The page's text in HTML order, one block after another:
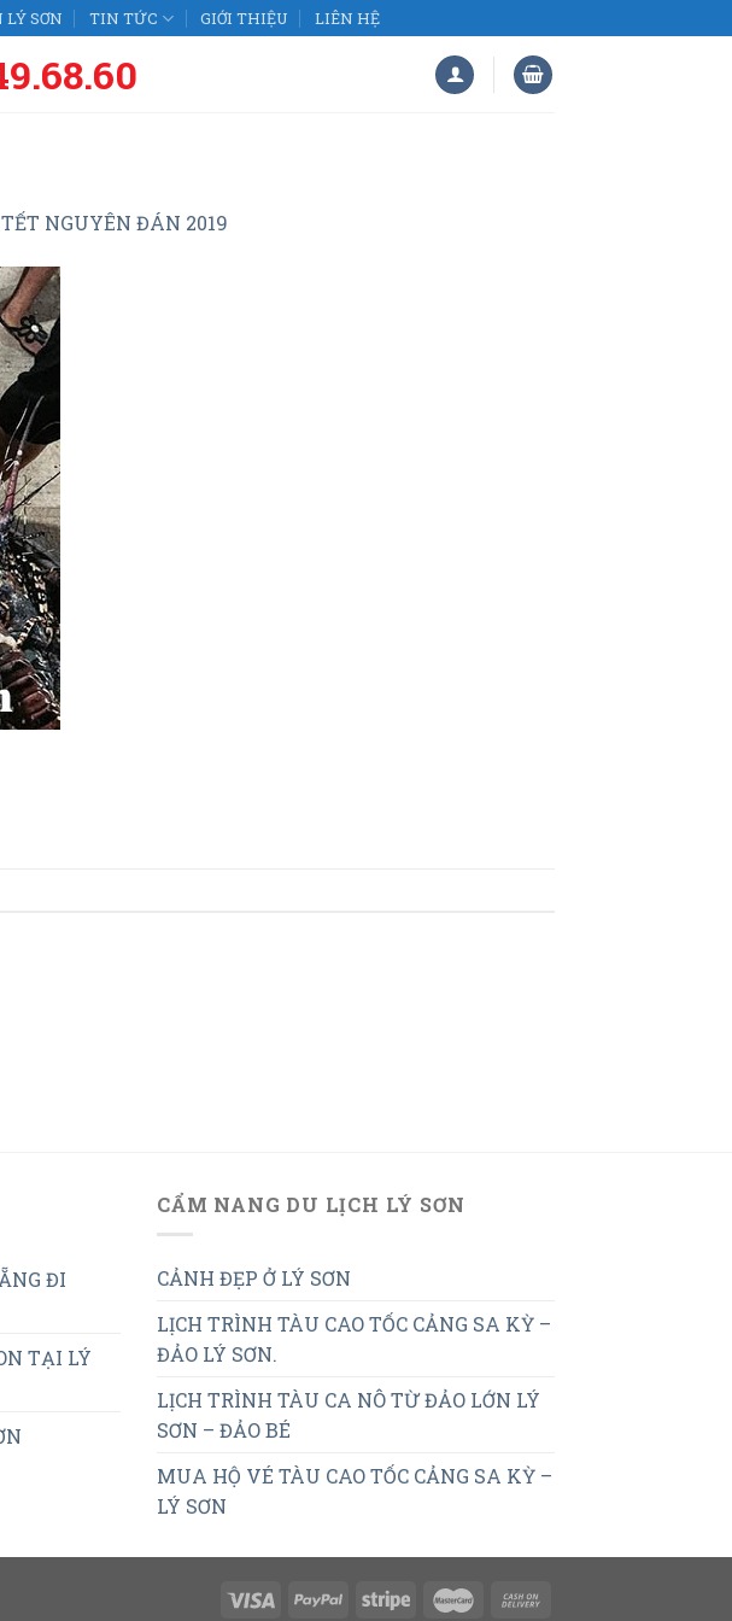
SƠN TIN TỨC GIỚI THIỆU LIÊN HỆ
NGUYÊN ĐÁN 2019
ĐI
TẠI LÝ
CẨM NANG DU LỊCH LÝ SƠN
CẢNH ĐẸP Ở LÝ SƠN
LỊCH TRÌNH TÀU CAO TỐC CẢNG SA KỲ –
ĐẢO LÝ SƠN.
LỊCH TRÌNH TÀU CA NÔ TỪ ĐẢO LỚN LÝ
SƠN – ĐẢO BÉ
MUA HỘ VÉ TÀU CAO TỐC CẢNG SA KỲ –
LÝ SƠN